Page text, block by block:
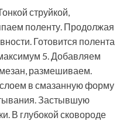
струйкой,
поленту. Продолжая
Готовится полента
5. Добавляем
размешиваем.
в смазанную форму
Застывшую
В глубокой сковороде